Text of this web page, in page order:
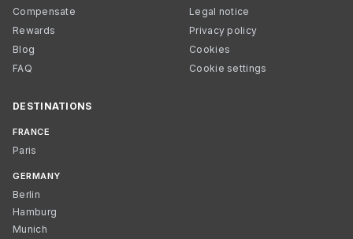
Compensate
Rewards
Blog
FAQ
Legal notice
Privacy policy
Cookies
Cookie settings
DESTINATIONS
FRANCE
Paris
GERMANY
Berlin
Hamburg
Munich